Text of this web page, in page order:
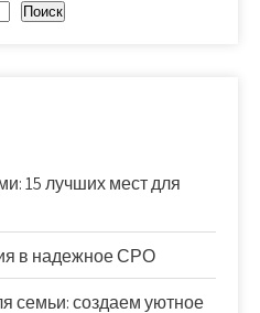
Поиск
15 лучших мест для
в надежное СРО
семьи: создаем уютное